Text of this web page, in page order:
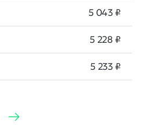
5 043 ₽
5 228 ₽
5 233 ₽